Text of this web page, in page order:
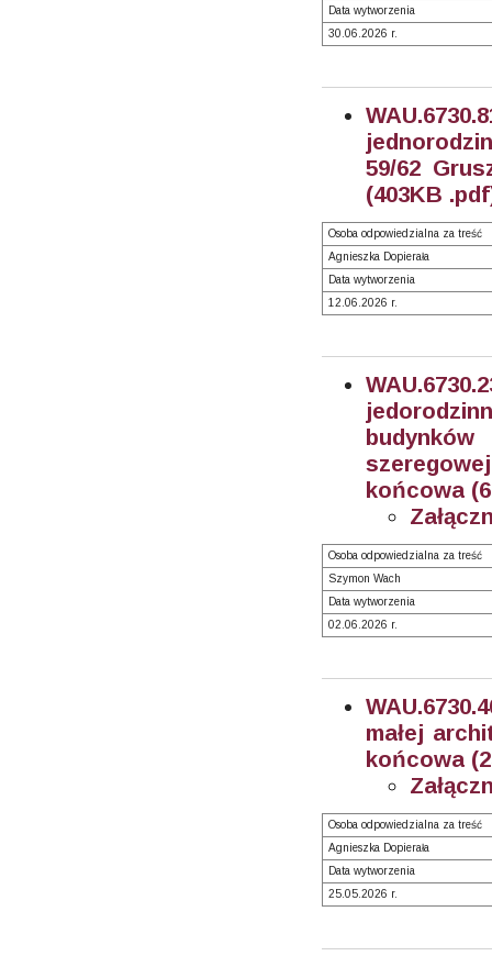
Data wytworzenia
30.06.2026 r.
59/62
(403KB
Osoba odpowiedzialna za treść
Agnieszka Dopierała
Data wytworzenia
12.06.2026 r.
budynków
końcowa
Osoba odpowiedzialna za treść
Szymon Wach
Data wytworzenia
02.06.2026 r.
małej
końcowa
Osoba odpowiedzialna za treść
Agnieszka Dopierała
Data wytworzenia
25.05.2026 r.